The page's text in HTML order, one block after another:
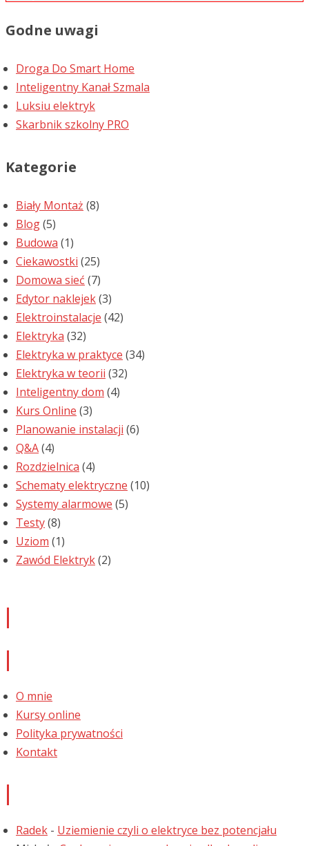
Godne uwagi
Droga Do Smart Home
Inteligentny Kanał Szmala
Luksiu elektryk
Skarbnik szkolny PRO
Kategorie
Biały Montaż (8)
Blog(5)
Budowa (1)
Ciekawostki (25)
Domowa sieć (7)
Edytor naklejek(3)
Elektroinstalacje (42)
Elektryka (32)
Elektryka w praktyce (34)
Elektryka w teorii (32)
Inteligentny dom (4)
Kurs Online (3)
Planowanie instalacji (6)
Q&A(4)
Rozdzielnica (4)
Schematy elektryczne (10)
Systemy alarmowe (5)
Testy(8)
Uziom (1)
Zawód Elektryk(2)
O mnie
Kursy online
Polityka prywatności
Kontakt
Radek - Uziemienie czyli o elektryce bez potencjału